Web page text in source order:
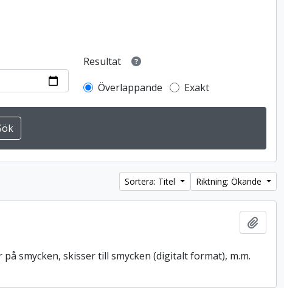
Resultat
Överlappande
Exakt
Sortera: Titel Riktning: Ökande
smycken, skisser till smycken (digitalt format), m.m.